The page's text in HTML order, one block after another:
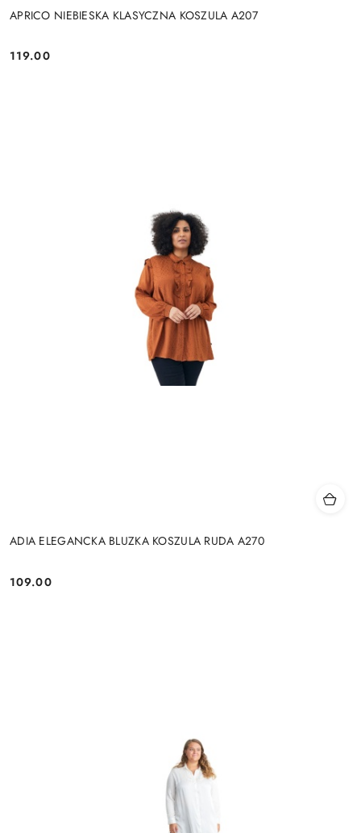
APRICO NIEBIESKA KLASYCZNA KOSZULA A207
Cena:
119.00
ADIA ELEGANCKA BLUZKA KOSZULA RUDA A270
Cena:
109.00